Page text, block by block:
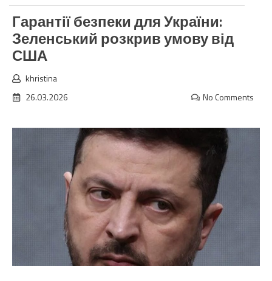
Гарантії безпеки для України:
Зеленський розкрив умову від
США
khristina
26.03.2026
No Comments